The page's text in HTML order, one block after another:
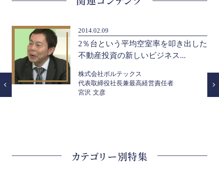
2014.02.09
2％台という平均空室率を叩き出した
不動産投資の新しいビジネス...
株式会社ボルテックス
代表取締役社長兼最高経営責任者
宮沢 文彦
カテゴリー別特集